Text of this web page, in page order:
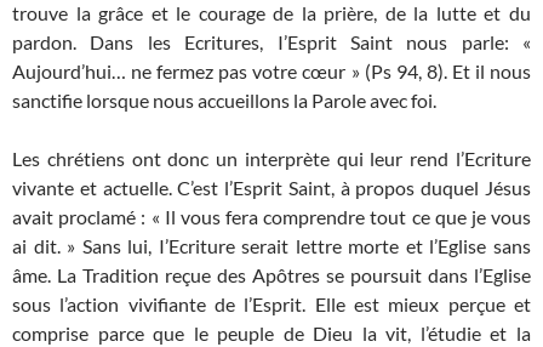
trouve la grâce et le courage de la prière, de la lutte et du
pardon. Dans les Ecritures, I’Esprit Saint nous parle: «
Aujourd’hui… ne fermez pas votre cœur » (Ps 94, 8). Et il nous
sanctifie lorsque nous accueillons la Parole avec foi.
Les chrétiens ont donc un interprète qui leur rend l’Ecriture
vivante et actuelle. C’est l’Esprit Saint, à propos duquel Jésus
avait proclamé : « Il vous fera comprendre tout ce que je vous
ai dit. » Sans lui, I’Ecriture serait lettre morte et l’Eglise sans
âme. La Tradition reçue des Apôtres se poursuit dans l’Eglise
sous l’action vivifiante de l’Esprit. Elle est mieux perçue et
comprise parce que le peuple de Dieu la vit, l’étudie et la